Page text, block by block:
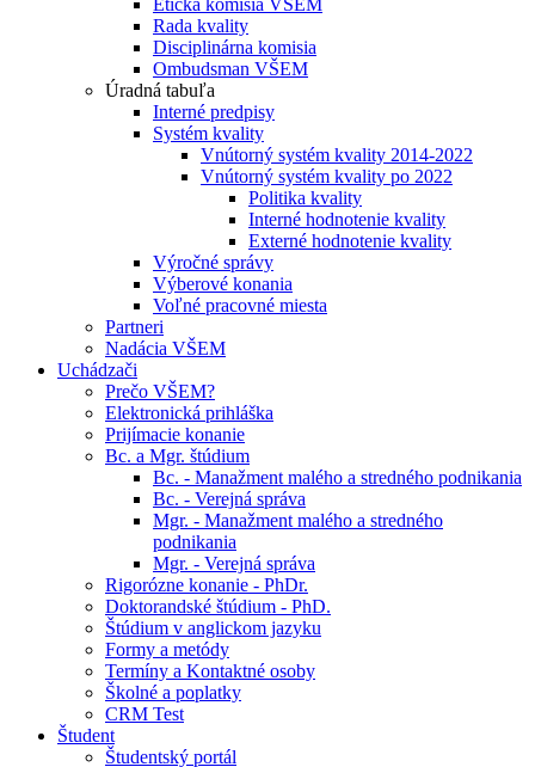
Etická komisia VŠEM
Rada kvality
Disciplinárna komisia
Ombudsman VŠEM
Úradná tabuľa
Interné predpisy
Systém kvality
Vnútorný systém kvality 2014-2022
Vnútorný systém kvality po 2022
Politika kvality
Interné hodnotenie kvality
Externé hodnotenie kvality
Výročné správy
Výberové konania
Voľné pracovné miesta
Partneri
Nadácia VŠEM
Uchádzači
Prečo VŠEM?
Elektronická prihláška
Prijímacie konanie
Bc. a Mgr. štúdium
Bc. - Manažment malého a stredného podnikania
Bc. - Verejná správa
Mgr. - Manažment malého a stredného
podnikania
Mgr. - Verejná správa
Rigorózne konanie - PhDr.
Doktorandské štúdium - PhD.
Štúdium v anglickom jazyku
Formy a metódy
Termíny a Kontaktné osoby
Školné a poplatky
CRM Test
Študent
Študentský portál